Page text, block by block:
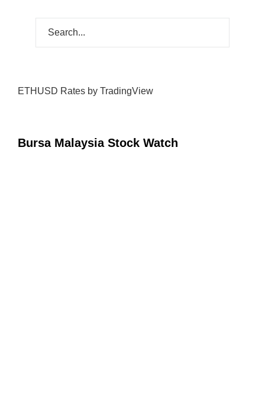
ETHUSD Rates by TradingView
Bursa Malaysia Stock Watch